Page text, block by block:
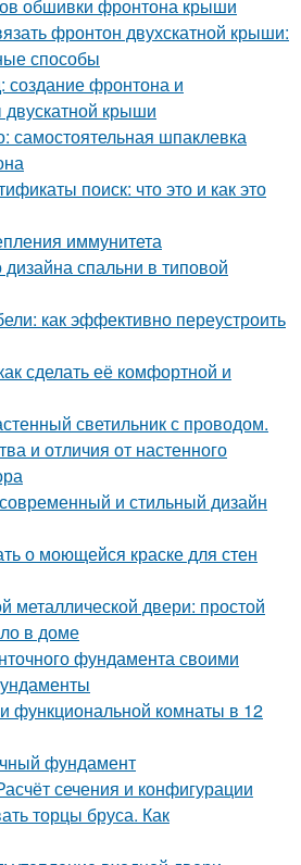
обшивки фронтона крыши
фронтон двухскатной крыши:
способы
создание фронтона и
крыши
самостоятельная шпаклевка
поиск: что это и как это
иммунитета
спальни в типовой
как эффективно переустроить
сделать её комфортной и
светильник с проводом.
и отличия от настенного
и стильный дизайн
о моющейся краске для стен
металлической двери: простой
в доме
фундамента своими
функциональной комнаты в 12
фундамент
сечения и конфигурации
торцы бруса. Как